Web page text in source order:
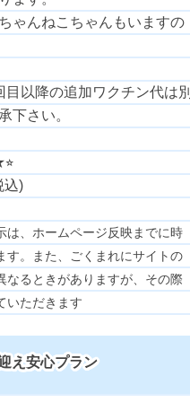
ゃんねこちゃんもいますの
以降の追加ワクチン代は別
下さい。
)
は、ホームページ反映までに時
す。また、ごくまれにサイトの
なるときがありますが、その際
いただきます
え安心プラン